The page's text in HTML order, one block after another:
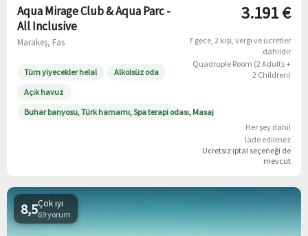
Aqua Mirage Club & Aqua Parc -
All Inclusive
Marakeş, Fas
Tüm yiyecekler helal
Alkolsüz oda
Açık havuz
Buhar banyosu, Türk hamamı, Spa terapi odası, Masaj
3.191 €
7 gece 2 kişi vergi ve ücretler
dahildir
Quadruple Room (2 Adults +
2 Children)
Her şey dahil
İade edilmez
Ücretsiz iptal seçeneği de
mevcut
Çok iyi
69 yorum
8,5